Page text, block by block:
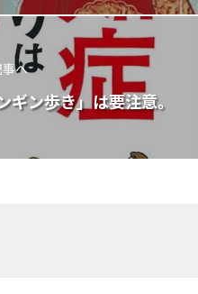
へ
ン歩き」は要注意。